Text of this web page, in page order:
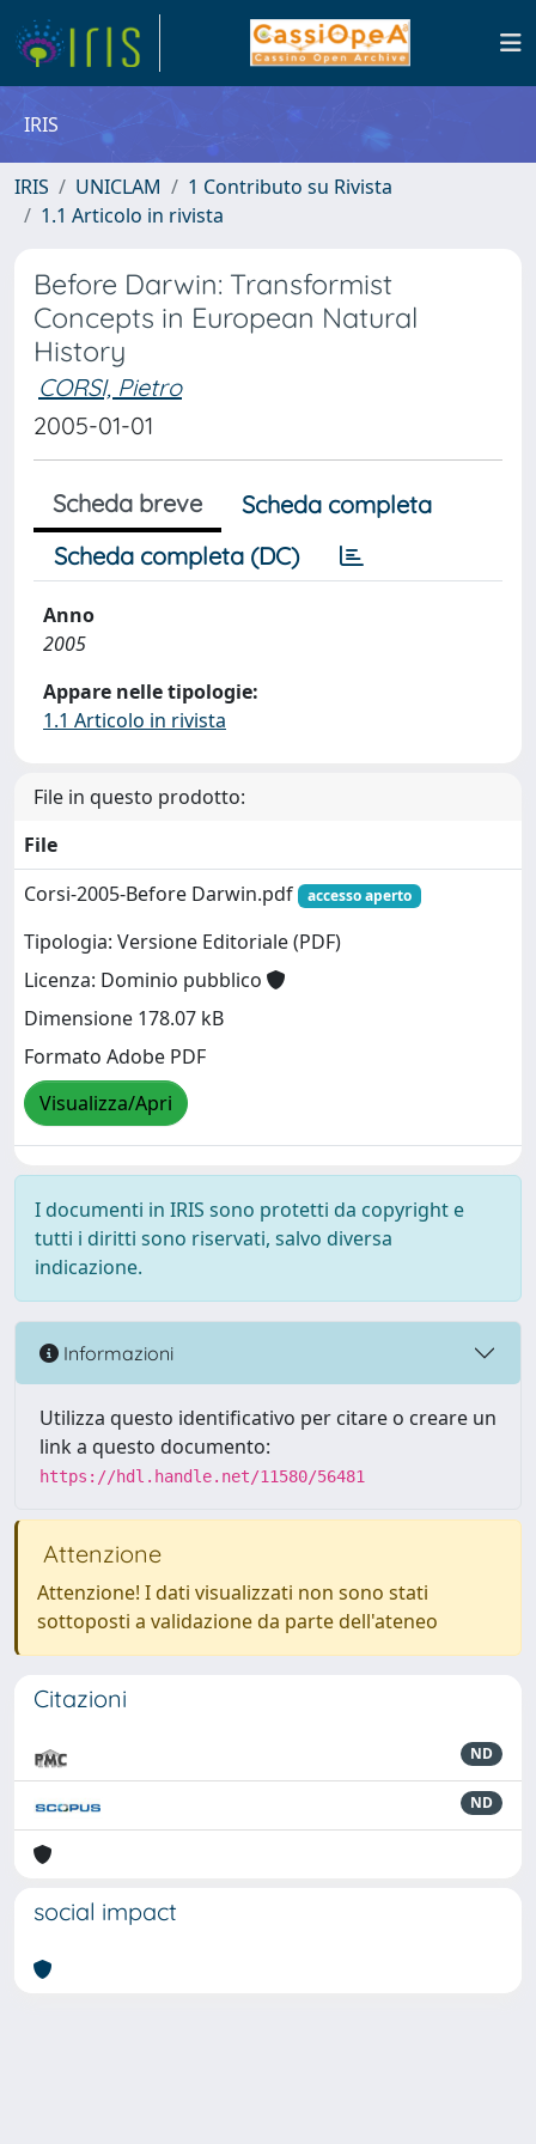
IRIS
IRIS UNICLAM
1 Contributo su Rivista
1.1 Articolo in rivista
Before Darwin: Transformist
Concepts in European Natural
History
CORSI, Pietro
2005-01-01
Scheda breve
Scheda completa
Scheda completa (DC)
Anno
2005
Appare nelle tipologie:
1.1 Articolo in rivista
File in questo prodotto:
File
Corsi-2005-Before Darwin.pdf
accesso aperto
Tipologia: Versione Editoriale (PDF)
Licenza: Dominio pubblico
Dimensione 178.07 kB
Formato Adobe PDF
Visualizza/Apri
I documenti in IRIS sono protetti da copyright e
tutti i diritti sono riservati, salvo diversa
indicazione.
Informazioni
Utilizza questo identificativo per citare o creare un
link a questo documento:
https://hdl.handle.net/11580/56481
Attenzione
Attenzione! I dati visualizzati non sono stati
sottoposti a validazione da parte dell'ateneo
Citazioni
ND
ND
social impact